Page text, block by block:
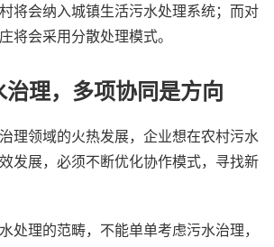
将会纳入城镇生活污水处理系统；而对
将会采用分散处理模式。
治理，多项协同是方向
理领域的火热发展，企业想在农村污水
发展，必须不断优化协作模式，寻找新
处理的范畴，不能单单考虑污水治理，